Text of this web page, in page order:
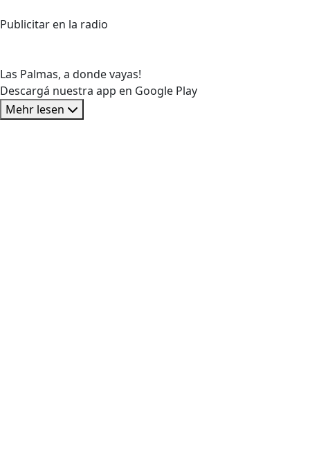
Publicitar en la radio
Las Palmas, a donde vayas!
Descargá nuestra app en Google Play
Mehr lesen